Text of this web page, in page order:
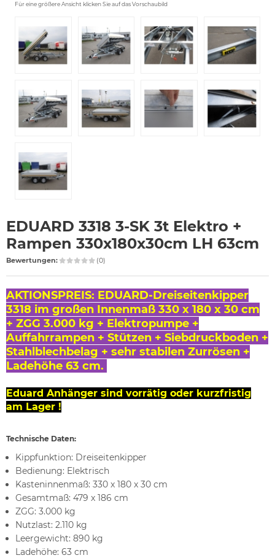
Für eine größere Ansicht klicken Sie auf das Vorschaubild
EDUARD 3318 3-SK 3t Elektro +
Rampen 330x180x30cm LH 63cm
Bewertungen: (0)
AKTIONSPREIS: EDUARD-Dreiseitenkipper
3318 im großen Innenmaß 330 x 180 x 30 cm
+ ZGG 3.000 kg + Elektropumpe +
Auffahrrampen + Stützen + Siebdruckboden +
Stahlblechbelag + sehr stabilen Zurrösen +
Ladehöhe 63 cm.
Eduard Anhänger sind vorrätig oder kurzfristig
am Lager !
Technische Daten:
Kippfunktion: Dreiseitenkipper
Bedienung: Elektrisch
Kasteninnenmaß: 330 x 180 x 30 cm
Gesamtmaß: 479 x 186 cm
ZGG: 3.000 kg
Nutzlast: 2.110 kg
Leergewicht: 890 kg
Ladehöhe: 63 cm